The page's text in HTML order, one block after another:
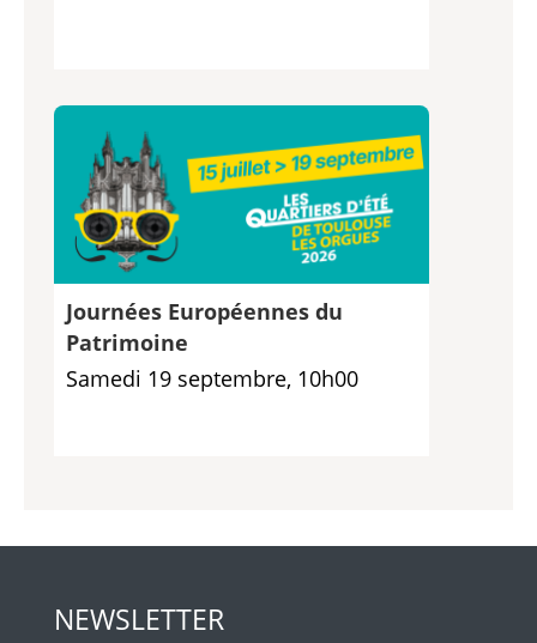
Journées Européennes du
Patrimoine
Samedi 19 septembre, 10h00
NEWSLETTER